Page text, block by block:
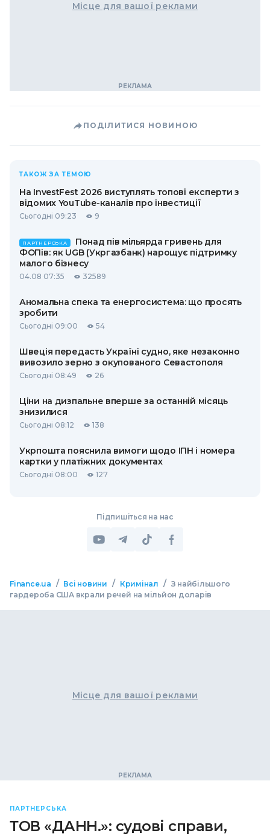
Місце для вашої реклами
ПОДІЛИТИСЯ НОВИНОЮ
ТАКОЖ ЗА ТЕМОЮ
На InvestFest 2026 виступлять топові експерти з
відомих YouTube-каналів про інвестиції
Сьогодні 09:23 9
ПАРТНЕРСЬКА
Понад пів мільярда гривень для
ФОПів: як UGB (Укргазбанк) нарощує підтримку
малого бізнесу
04.08 07:35 32589
Аномальна спека та енергосистема: що просять
зробити
Сьогодні 09:00 54
Швеція передасть Україні судно, яке незаконно
вивозило зерно з окупованого Севастополя
Сьогодні 08:49 26
Ціни на дизпальне вперше за останній місяць
знизилися
Сьогодні 08:12 138
Укрпошта пояснила вимоги щодо ІПН і номера
картки у платіжних документах
Сьогодні 08:00 127
Підпишіться на нас
Finance.ua / Всі новини / Кримінал / З найбільшого
гардероба США вкрали речей на мільйон доларів
Місце для вашої реклами
ПАРТНЕРСЬКА
ТОВ «ДАНН.»: судові справи,